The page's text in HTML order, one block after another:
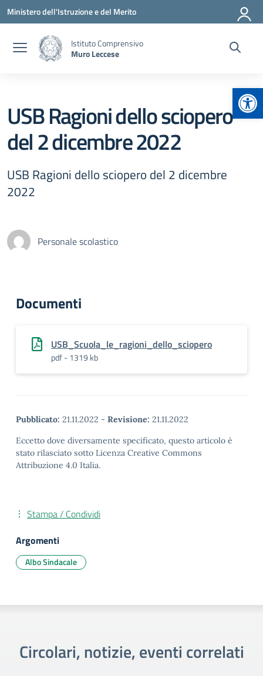
Vai ai contenuti
Vai al menu di navigazione
Vai al footer
Ministero dell'Istruzione e del Merito
Istituto Comprensivo
Muro Leccese
USB Ragioni dello sciopero
del 2 dicembre 2022
USB Ragioni dello sciopero del 2 dicembre
2022
Personale scolastico
Documenti
USB_Scuola_le_ragioni_dello_sciopero
pdf - 1319 kb
Pubblicato: 21.11.2022 - Revisione: 21.11.2022
Eccetto dove diversamente specificato, questo articolo è
stato rilasciato sotto Licenza Creative Commons
Attribuzione 4.0 Italia.
Stampa / Condividi
Argomenti
Albo Sindacale
Circolari, notizie, eventi correlati